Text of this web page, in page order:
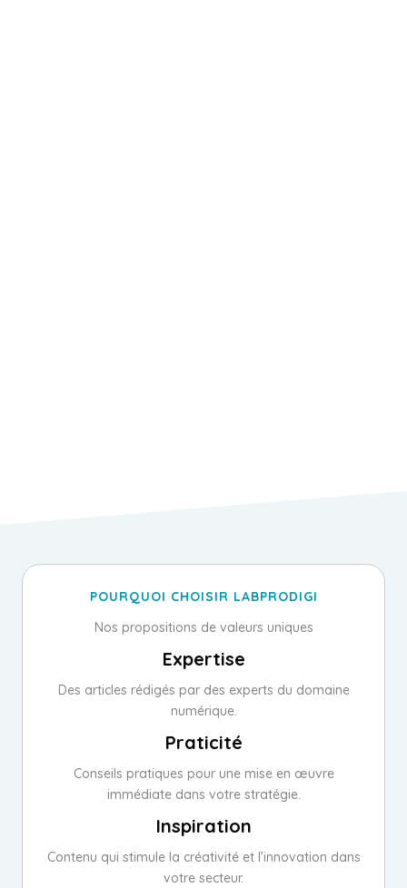
POURQUOI CHOISIR LABPRODIGI
Nos propositions de valeurs uniques
Expertise
Des articles rédigés par des experts du domaine
numérique.
Praticité
Conseils pratiques pour une mise en œuvre
immédiate dans votre stratégie.
Inspiration
Contenu qui stimule la créativité et l’innovation dans
votre secteur.